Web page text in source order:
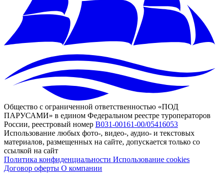
Общество с ограниченной ответственностью «ПОД
ПАРУСАМИ» в едином Федеральном реестре туроператоров
России, реестровый номер В031-00161-00/05416053
Использование любых фото-, видео-, аудио- и текстовых
материалов, размещенных на сайте, допускается только со
ссылкой на сайт
Политика конфиденциальности Использование cookies
Договор оферты О компании